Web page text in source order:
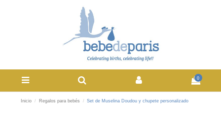
0
Inicio Regalos para bebés Set de Muselina Doudou y chupete personalizado